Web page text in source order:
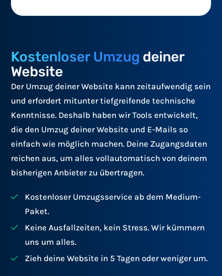
Kostenloser Umzug deiner
Website
Der Umzug deiner Website kann zeitaufwendig sein
und erfordert mitunter tiefgreifende technische
Kenntnisse. Deshalb haben wir Tools entwickelt,
die den Umzug deiner Website und E-Mails so
einfach wie möglich machen. Deine Zugangsdaten
reichen aus, um alles vollautomatisch von deinem
bisherigen Anbieter zu übertragen.
Kostenloser Umzugsservice ab dem Medium-
Paket.
Keine Ausfallzeiten, kein Stress. Wir kümmern
uns um alles.
Zieh deine Website in 5 Tagen oder weniger um.